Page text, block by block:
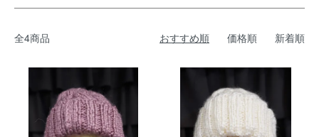
全4商品 おすすめ順 価格順 新着順